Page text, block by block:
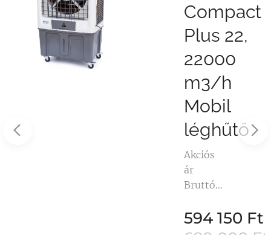
Compact
Plus 22,
22000
m3/h
Mobil
léghűtő
Akciós
ár
Bruttó
Forint!
Aero
594 150 Ft